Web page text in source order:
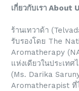
เกี่ยวกับเรา About
ร้านเทวาด้า
รับรองโดย The
Aromatherapy
แห่งเดียวในประเท
(Ms. Darika
Aromatherapist ที่